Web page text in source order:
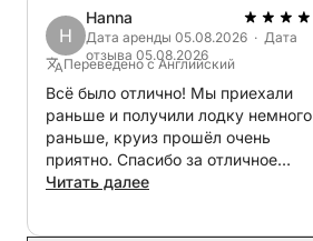
H
Hanna
Дата аренды 05.08.2026 · Дата
отзыва 05.08.2026
Переведено с Английский
Всё было отлично! Мы приехали
раньше и получили лодку немного
раньше, круиз прошёл очень
приятно. Спасибо за отличное
обслуживание!
Читать далее